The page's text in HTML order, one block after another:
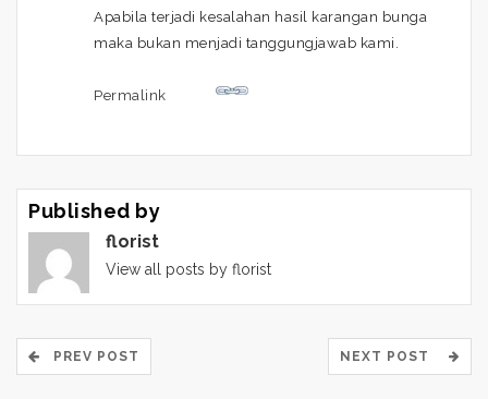
Apabila terjadi kesalahan hasil karangan bunga
maka bukan menjadi tanggungjawab kami.
Permalink
Published by
florist
View all posts by florist
PREV POST NEXT POST